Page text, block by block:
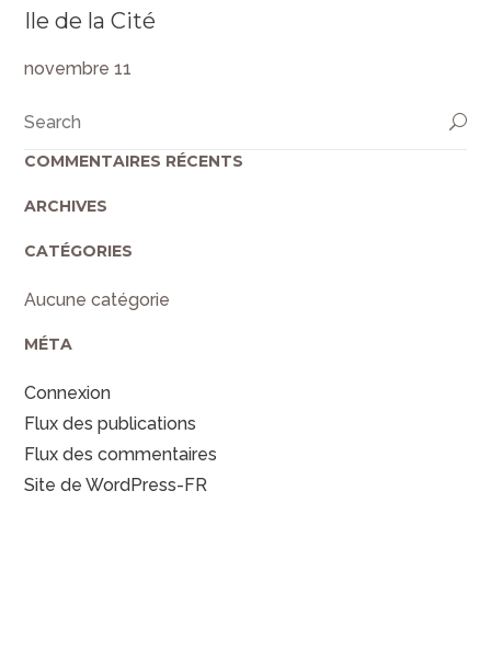
Ile de la Cité
novembre 11
COMMENTAIRES RÉCENTS
ARCHIVES
CATÉGORIES
Aucune catégorie
MÉTA
Connexion
Flux des publications
Flux des commentaires
Site de WordPress-FR